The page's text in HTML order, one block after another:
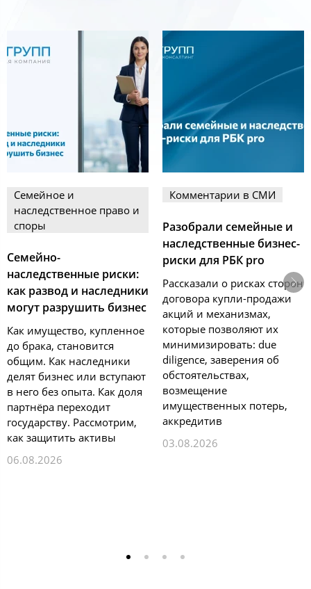
Семейное и
наследственное право и
споры
Семейно-
наследственные риски:
как развод и наследники
могут разрушить бизнес
Как имущество, купленное
до брака, становится
общим. Как наследники
делят бизнес или вступают
в него без опыта. Как доля
партнёра переходит
государству. Рассмотрим,
как защитить активы
06.08.2026
Комментарии в СМИ
Разобрали семейные и
наследственные бизнес-
риски для РБК pro
Рассказали о рисках сторон
договора купли-продажи
акций и механизмах,
которые позволяют их
минимизировать: due
diligence, заверения об
обстоятельствах,
возмещение
имущественных потерь,
аккредитив
03.08.2026